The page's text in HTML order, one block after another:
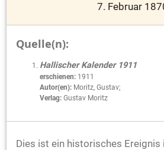
7. Februar
Quelle(n):
Hallischer Kalender 1911
erschienen: 1911
Autor(en): Moritz, Gustav;
Verlag: Gustav Moritz
Dies ist ein historisches Ereignis